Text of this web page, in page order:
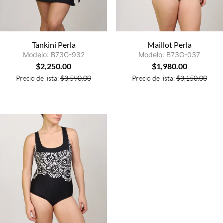
Tankini Perla
Modelo: B73G-932
$2,250.00
Precio de lista:$3,590.00
Maillot Perla
Modelo: B73G-037
$1,980.00
Precio de lista:$3,150.00